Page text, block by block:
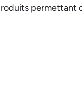
permettant